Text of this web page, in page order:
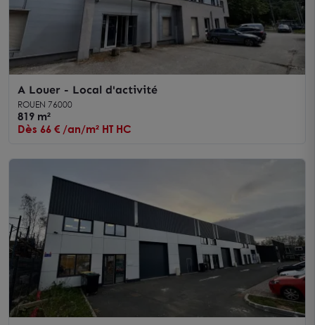
A Louer - Local d'activité
ROUEN 76000
819 m²
Dès 66 € /an/m² HT HC